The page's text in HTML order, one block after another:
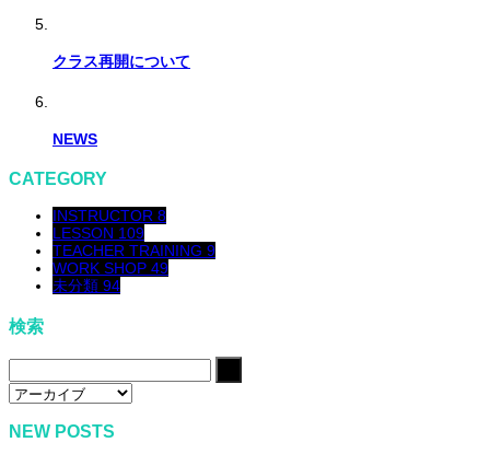
クラス再開について
NEWS
CATEGORY
INSTRUCTOR 8
LESSON 109
TEACHER TRAINING 9
WORK SHOP 49
未分類 94
検索
NEW POSTS